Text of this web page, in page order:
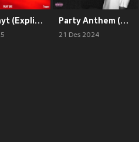
Fine Shyt (Explicit) Party Anthem (Explicit)
21 Des 2024